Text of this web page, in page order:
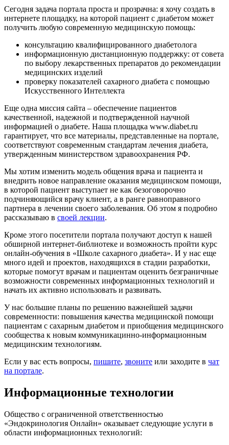
Сегодня задача портала проста и прозрачна: я хочу создать в
интернете площадку, на которой пациент с диабетом может
получить любую современную медицинскую помощь:
консультацию квалифицированного диабетолога
информационную дистанционную поддержку: от совета
по выбору лекарственных препаратов до рекомендации
медицинских изделий
проверку показателей сахарного диабета с помощью
Искусственного Интеллекта
Еще одна миссия сайта – обеспечение пациентов
качественной, надежной и подтвержденной научной
информацией о диабете. Наша площадка www.diabet.ru
гарантирует, что все материалы, представленные на портале,
соответствуют современным стандартам лечения диабета,
утвержденным министерством здравоохранения РФ.
Мы хотим изменить модель общения врача и пациента и
внедрить новое направление оказания медицинском помощи,
в которой пациент выступает не как безоговорочно
подчиняющийся врачу клиент, а в ранге равноправного
партнера в лечении своего заболевания. Об этом я подробно
рассказываю в своей лекции.
Кроме этого посетители портала получают доступ к нашей
обширной интернет-библиотеке и возможность пройти курс
онлайн-обучения в «Школе сахарного диабета». И у нас еще
много идей и проектов, находящихся в стадии разработки,
которые помогут врачам и пациентам оценить безграничные
возможности современных информационных технологий и
начать их активно использовать и развивать.
У нас большие планы по решению важнейшей задачи
современности: повышения качества медицинской помощи
пациентам с сахарным диабетом и приобщения медицинского
сообщества к новым коммуникацинно-информационным
медицинским технологиям.
Если у вас есть вопросы, пишите, звоните или заходите в чат
на портале.
Информационные технологии
Общество с ограниченной ответственностью
«Эндокринология Онлайн» оказывает следующие услуги в
области информационных технологий: